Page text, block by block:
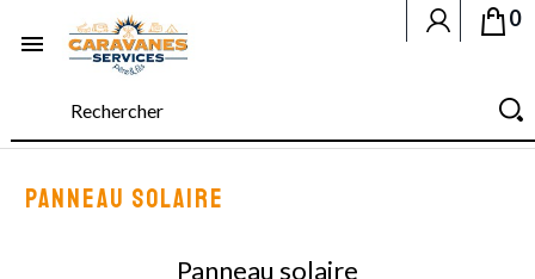

0
PANNEAU SOLAIRE
Panneau solaire